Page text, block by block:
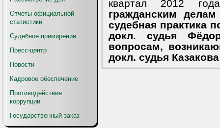
Отчеты официальной
статистики
Судебное примирение
Пресс-центр
Новости
Кадровое обеспечение
Противодействие
коррупции
Государственный заказ
квартал 2012
гражданским
судебная практика
докл. судья
вопросам,
докл. судья